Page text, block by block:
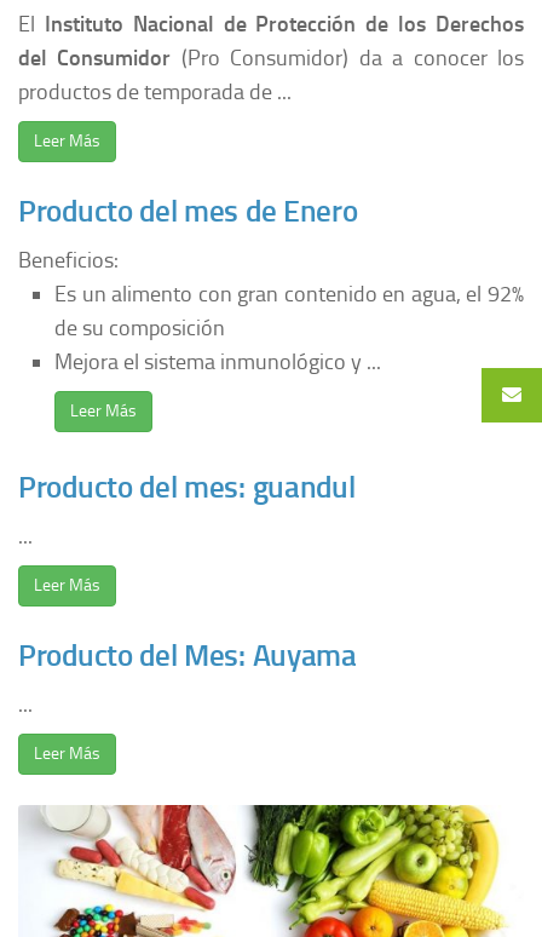
El Instituto Nacional de Protección de los Derechos
del Consumidor (Pro Consumidor) da a conocer los
productos de temporada de ...
Leer Más
Producto del mes de Enero
Beneficios:
Es un alimento con gran contenido en agua, el 92%
de su composición
Mejora el sistema inmunológico y ...
Leer Más
Producto del mes: guandul
...
Leer Más
Producto del Mes: Auyama
...
Leer Más